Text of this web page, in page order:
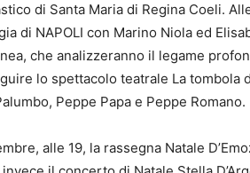
di Santa Maria di Regina Coeli.
di NAPOLI con Marino Niola ed
che analizzeranno il legame
lo spettacolo teatrale La tombola
Peppe Papa e Peppe Romano.
alle 19, la rassegna Natale